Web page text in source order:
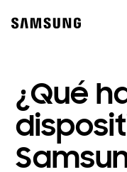
content
¿Qué